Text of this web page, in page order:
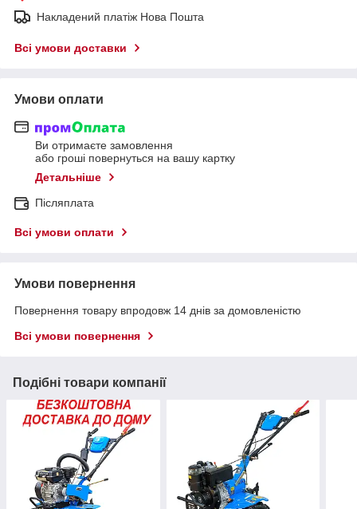
Накладений платіж Нова Пошта
Всі умови доставки
Умови оплати
Ви отримаєте замовлення
або гроші повернуться на вашу картку
Детальніше
Післяплата
Всі умови оплати
Умови повернення
Повернення товару впродовж 14 днів за домовленістю
Всі умови повернення
Подібні товари компанії